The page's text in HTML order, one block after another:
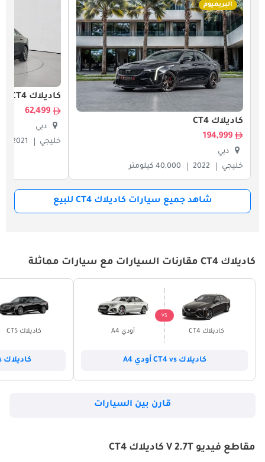
البريميوم
كاديلاك CT4
194,999
دبي
خليجي
2022 40,000 كيلومتر
كاديلاك CT4
62,499
دبي
خليجي
2021
شاهد جميع سيارات كاديلاك CT4 للبيع
كاديلاك CT4 مقارنات السيارات مع سيارات مماثلة
كاديلاك CT4
VS
أودي A4
كاديلاك CT4 vs أودي A4
كاديلاك CT5
كاديلاك CT5 vs كاديلاك CT4
قارن بين السيارات
مقاطع فيديو V 2.7T كاديلاك CT4